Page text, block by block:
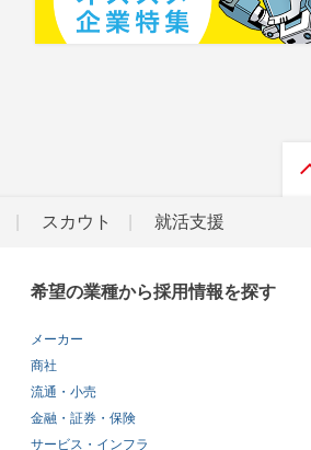
スカウト 就活支援
希望の業種から採用情報を探す
メーカー
商社
流通・小売
金融・証券・保険
サービス・インフラ